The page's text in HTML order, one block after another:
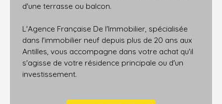
d'une terrasse ou balcon.
L'Agence Française De l'Immobilier, spécialisée
dans l'immobilier neuf depuis plus de 20 ans aux
Antilles, vous accompagne dans votre achat qu'il
s'agisse de votre résidence principale ou d'un
investissement.